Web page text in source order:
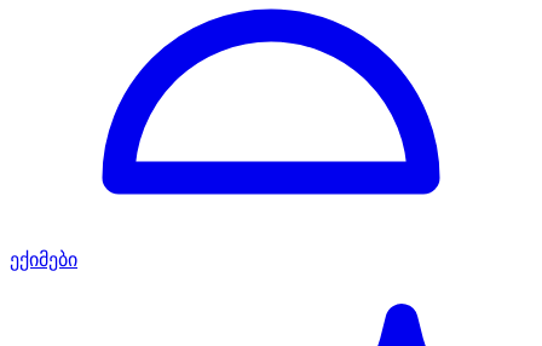
ექიმები